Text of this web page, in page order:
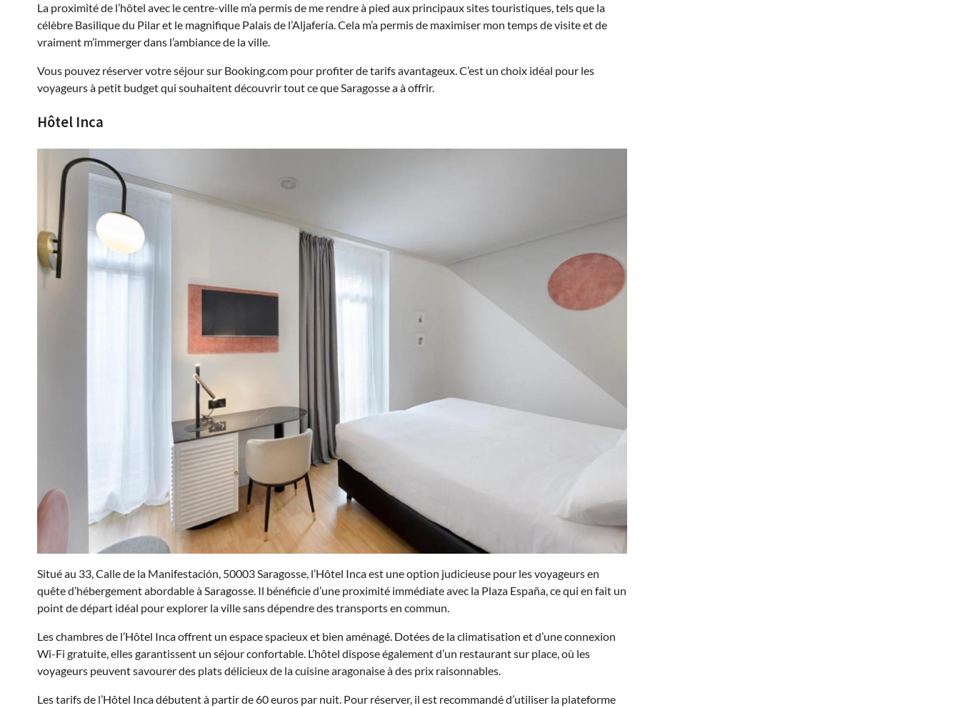
La proximité de l’hôtel avec le centre-ville m’a permis de me rendre à pied aux principaux sites touristiques, tels que la
célèbre Basilique du Pilar et le magnifique Palais de l’Aljafería. Cela m’a permis de maximiser mon temps de visite et de
vraiment m’immerger dans l’ambiance de la ville.
Vous pouvez réserver votre séjour sur Booking.com pour profiter de tarifs avantageux. C’est un choix idéal pour les
voyageurs à petit budget qui souhaitent découvrir tout ce que Saragosse a à offrir.
Hôtel Inca
Situé au 33, Calle de la Manifestación, 50003 Saragosse, l’Hôtel Inca est une option judicieuse pour les voyageurs en
quête d’hébergement abordable à Saragosse. Il bénéficie d’une proximité immédiate avec la Plaza España, ce qui en fait un
point de départ idéal pour explorer la ville sans dépendre des transports en commun.
Les chambres de l’Hôtel Inca offrent un espace spacieux et bien aménagé. Dotées de la climatisation et d’une connexion
Wi-Fi gratuite, elles garantissent un séjour confortable. L’hôtel dispose également d’un restaurant sur place, où les
voyageurs peuvent savourer des plats délicieux de la cuisine aragonaise à des prix raisonnables.
Les tarifs de l’Hôtel Inca débutent à partir de 60 euros par nuit. Pour réserver, il est recommandé d’utiliser la plateforme